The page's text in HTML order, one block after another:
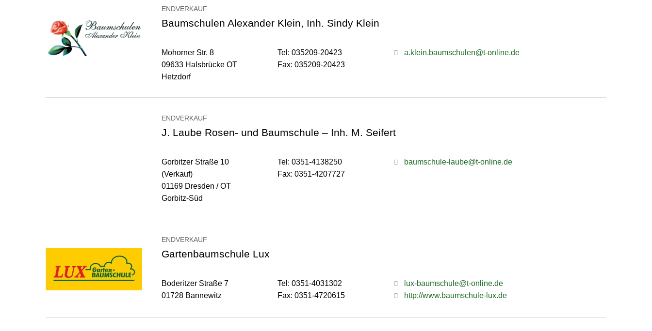
ENDVERKAUF
Baumschulen Alexander Klein, Inh. Sindy Klein
Mohorner Str. 8
09633 Halsbrücke OT
Hetzdorf
Tel: 035209-20423
Fax: 035209-20423
a.klein.baumschulen@t-online.de
ENDVERKAUF
J. Laube Rosen- und Baumschule – Inh. M. Seifert
Gorbitzer Straße 10
(Verkauf)
01169 Dresden / OT
Gorbitz-Süd
Tel: 0351-4138250
Fax: 0351-4207727
baumschule-laube@t-online.de
ENDVERKAUF
Gartenbaumschule Lux
Boderitzer Straße 7
01728 Bannewitz
Tel: 0351-4031302
Fax: 0351-4720615
lux-baumschule@t-online.de
http://www.baumschule-lux.de